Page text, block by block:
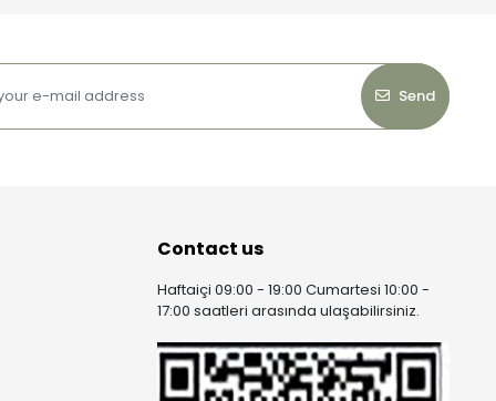
Send
Contact us
Haftaiçi 09:00 - 19:00 Cumartesi 10:00 -
17:00 saatleri arasında ulaşabilirsiniz.